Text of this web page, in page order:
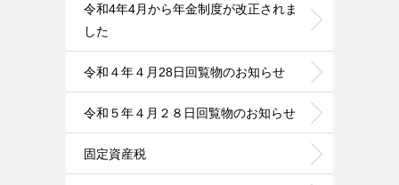
令和4年4月から年金制度が改正されま
した
令和４年４月28日回覧物のお知らせ
令和５年４月２８日回覧物のお知らせ
固定資産税